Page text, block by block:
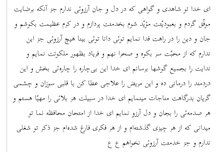
ای خدا تو شاهدی و گواهی که در دل و جان آرزوئی ندارم جز آنکه برضایت
موفّق گردم و بعبودیّتت مؤیّد شوم بخدمتت پردازم و در کرم عظیمت بکوشم و
جان و دین را در راهت فدا نمایم توئی دانا توئی بینا هیچ آرزوئی جز این
ندارم که از محبّت سر بکوه و صحرا نهم و فریاد بظهور ملکوتت نمایم و
ندایت را بجمیع گوشها برسانم ای خدا این بی‌چاره را چاره‌ئی بخش و این
دردمند را درمانی ده و این مریض را علاجی عطا کن با قلبی سوزان و چشمی
گریان بدرگاهت مناجات مینمایم ای خدا در سبیلت هر بلائی را مهیّا هستم و
هر صدمه‌ئی را بجان و دل آرزو نمایم ای خدا از امتحان محافظه نما تو
میدانی که از هر چیزی گذشته‌ام و از هر فکری فارغ شده‌ام جز ذکر تو شغلی
ندارم و جز خدمتت آرزوئی نخواهم ع ع